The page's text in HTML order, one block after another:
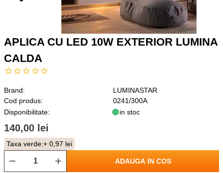
APLICA CU LED 10W EXTERIOR LUMINA
CALDA
Brand:
LUMINASTAR
Cod produs:
0241/300A
Disponibilitate:
in stoc
140,00 lei
Taxa verde:+ 0,97 lei
ADAUGA IN COS